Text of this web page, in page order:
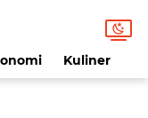
Kuliner